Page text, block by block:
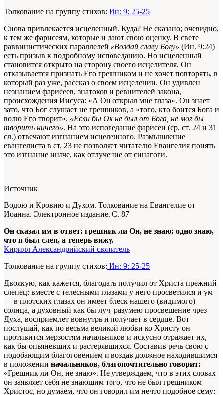
Толкование на группу стихов: Ин: 9: 25-25
Снова привлекается исцеленный. Куда? Не сказано; очевидно,
к тем же фарисеям, которые и дают свою оценку. В свете
раввинистических параллелей «Воздай славу Богу» (Ин. 9:24)
есть призыв к подробному исповеданию. Но исцеленный
становится открыто на сторону своего исцелителя. Он
отказывается признать Его грешником и не хочет повторять, в
который раз уже, рассказ о своем исцелении. Он удивлен
незнанием фарисеев, знатоков и ревнителей закона,
происхождения Иисуса: «А Он открыл мне глаза». Он знает
зато, что Бог слушает не грешников, а «того, кто боится Бога и
волю Его творит». «Если бы Он не был от Бога, не мог бы
творить ничего». На это исповедание фарисеи (ср. ст. 24 и 31
cл.) отвечают изгнанием исцеленного. Размышление
евангелиста в ст. 23 не позволяет читателю Евангелия понять
это изгнание иначе, как отлучение от синагоги.
Источник
Водою и Кровию и Духом. Толкование на Евангелие от
Иоанна. Электронное издание. С. 87
Он сказал им в ответ: грешник ли Он, не знаю; одно знаю,
что я был слеп, а теперь вижу.
Кирилл Александрийский святитель
Толкование на группу стихов: Ин: 9: 25-25
Двоякую, как кажется, благодать получил от Христа прежний
слепец: вместе с телесными глазами у него просветился и ум
— в плотских глазах он имеет блеск нашего (видимого)
солнца, а духовный как бы луч, разумею просвещение чрез
Духа, восприемлет вовнутрь и получает в сердце. Вот
послушай, как по весьма великой любви ко Христу он
противится мерзостям начальников и искусно отражает их,
как бы опьяневших и растерявшихся. Составив речь свою с
подобающим благоговением и воздав должное находившимся
в положении начальников, благопочтительно говорит:
«Грешник ли Он, не знаю». Не утверждаем, что в этих словах
он заявляет себя не знающим того, что не был грешником
Христос, но думаем, что он говорил им нечто подобное сему: